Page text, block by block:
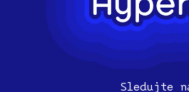
Sledujte